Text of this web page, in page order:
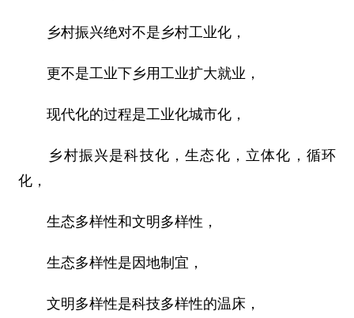
乡村振兴绝对不是乡村工业化，
更不是工业下乡用工业扩大就业，
现代化的过程是工业化城市化，
乡村振兴是科技化，生态化，立体化，循环
化，
生态多样性和文明多样性，
生态多样性是因地制宜，
文明多样性是科技多样性的温床，